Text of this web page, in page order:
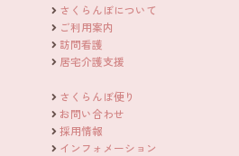
さくらんぼについて
ご利用案内
訪問看護
居宅介護支援
さくらんぼ便り
お問い合わせ
採用情報
インフォメーション